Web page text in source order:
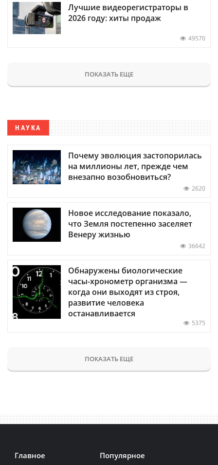
Лучшие видеорегистраторы в
2026 году: хиты продаж
49570
ПОКАЗАТЬ ЕЩЕ
НАУКА
Почему эволюция застопорилась
на миллионы лет, прежде чем
внезапно возобновиться?
2620
Новое исследование показало,
что Земля постепенно заселяет
Венеру жизнью
36642
Обнаружены биологические
часы-хронометр организма —
когда они выходят из строя,
развитие человека
останавливается
5375
ПОКАЗАТЬ ЕЩЕ
Главное Популярное